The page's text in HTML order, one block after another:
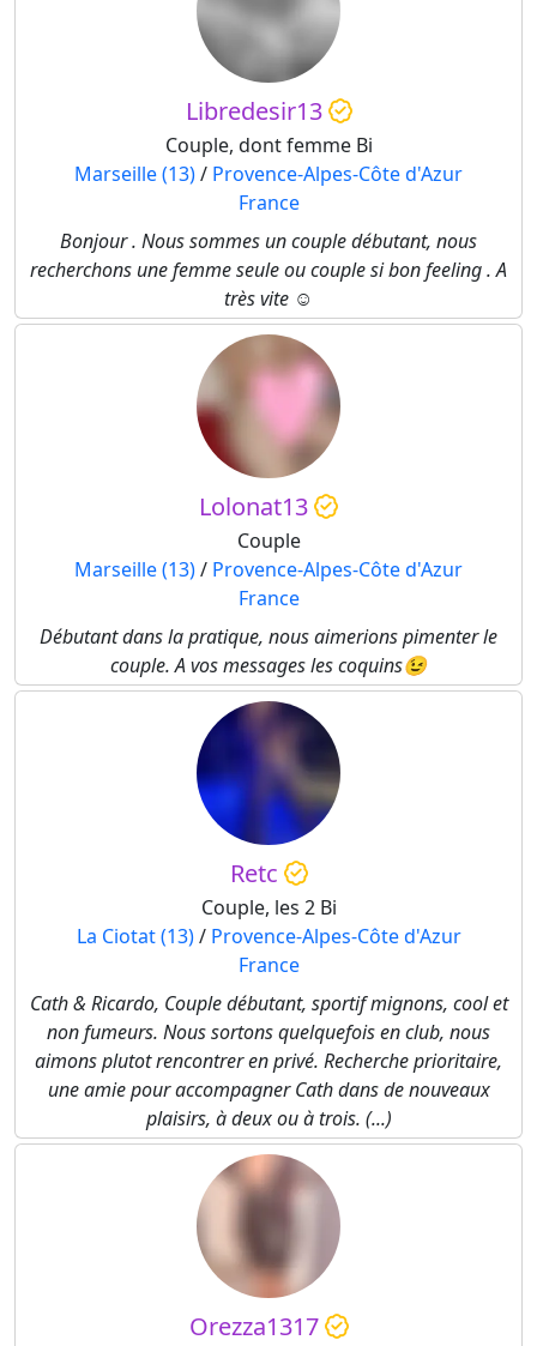
Libredesir13
Couple, dont femme Bi
Marseille (13)/ Provence-Alpes-Côte d'Azur
France
Bonjour . Nous sommes un couple débutant, nous
recherchons une femme seule ou couple si bon feeling . A
très vite ☺️
Lolonat13
Couple
Marseille (13)/ Provence-Alpes-Côte d'Azur
France
Débutant dans la pratique, nous aimerions pimenter le
couple. A vos messages les coquins😉
Retc
Couple, les 2 Bi
La Ciotat (13)/ Provence-Alpes-Côte d'Azur
France
Cath & Ricardo, Couple débutant, sportif mignons, cool et
non fumeurs. Nous sortons quelquefois en club, nous
aimons plutot rencontrer en privé. Recherche prioritaire,
une amie pour accompagner Cath dans de nouveaux
plaisirs, à deux ou à trois. (...)
Orezza1317